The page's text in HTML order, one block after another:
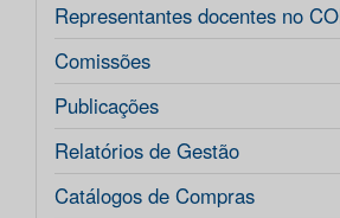
Representantes docentes no
Comissões
Publicações
Relatórios de Gestão
Catálogos de Compras